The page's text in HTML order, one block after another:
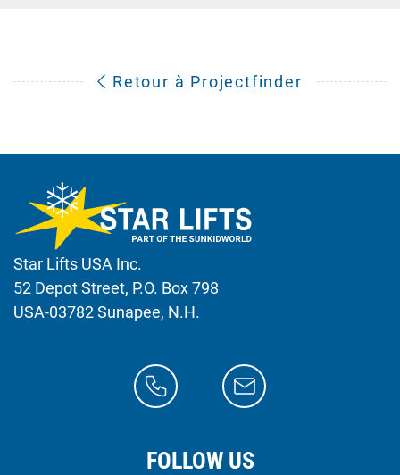
Retour à Projectfinder
Star Lifts USA Inc.
52 Depot Street, P.O. Box 798
USA-03782 Sunapee, N.H.
FOLLOW US